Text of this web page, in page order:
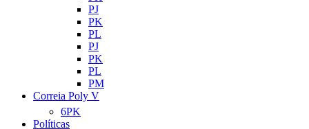
PJ
PK
PL
PJ
PK
PL
PM
Correia Poly V
6PK
Políticas